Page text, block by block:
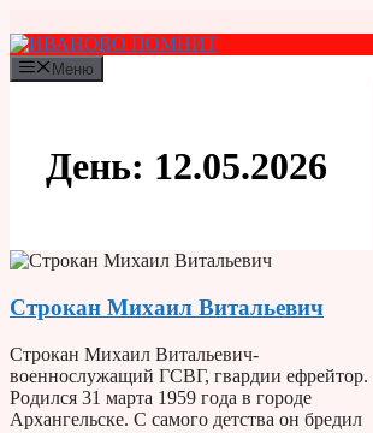
к
содержимому
Меню
День: 12.05.2026
Строкан Михаил Витальевич
Строкан Михаил Витальевич-
военнослужащий ГСВГ, гвардии ефрейтор.
Родился 31 марта 1959 года в городе
Архангельске. С самого детства он бредил